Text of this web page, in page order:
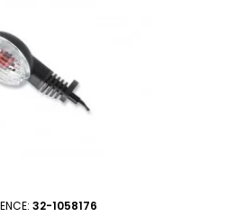
32-1058176